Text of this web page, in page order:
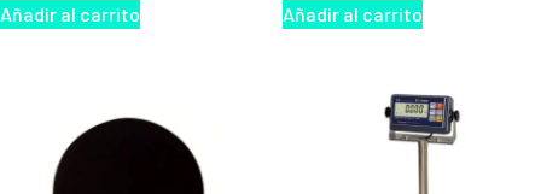
Añadir al carrito Añadir al carrito